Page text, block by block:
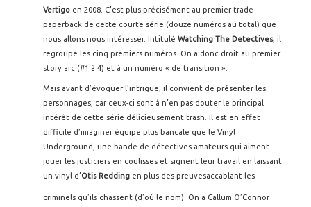
Vertigo en 2008. C’est plus précisément au premier trade
paperback de cette courte série (douze numéros au total) que
nous allons nous intéresser. Intitulé Watching The Detectives, il
regroupe les cinq premiers numéros. On a donc droit au premier
story arc (#1 à 4) et à un numéro « de transition ».
Mais avant d’évoquer l’intrigue, il convient de présenter les
personnages, car ceux-ci sont à n’en pas douter le principal
intérêt de cette série délicieusement trash. Il est en effet
difficile d’imaginer équipe plus bancale que le Vinyl
Underground, une bande de détectives amateurs qui aiment
jouer les justiciers en coulisses et signent leur travail en laissant
un vinyl d’Otis Redding en plus des preuvesaccablant les
criminels qu’ils chassent (d’où le nom). On a Callum O’Connor